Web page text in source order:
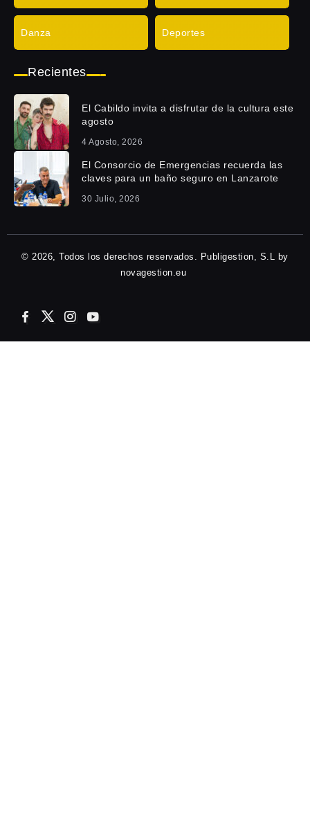
Danza Deportes
Recientes
El Cabildo invita a disfrutar de la cultura este
agosto
4 Agosto, 2026
El Consorcio de Emergencias recuerda las
claves para un baño seguro en Lanzarote
30 Julio, 2026
© 2026, Todos los derechos reservados. Publigestion, S.L by
novagestion.eu